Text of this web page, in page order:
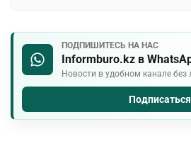
ПОДПИШИТЕСЬ НА НАС
Informburo.kz в
Новости в удобном канале
Подписаться